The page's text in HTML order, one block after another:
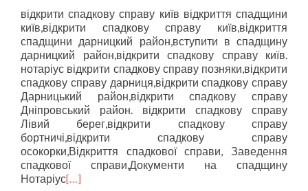
відкрити спадкову справу київ відкриття спадщини
київ,відкрити спадкову справу київ,відкриття
спадщини дарницкий район,вступити в спадщину
дарницкий район,відкрити спадкову справу київ.
нотаріус відкрити спадкову справу позняки,відкрити
спадкову справу дарниця,відкрити спадкову справу
Дарницький район,відкрити спадкову справу
Дніпровський район. відкрити спадкову справу
Лівий берег,відкрити спадкову справу
бортничі,відкрити спадкову справу
осокорки,Відкриття спадкової справи, Заведення
спадкової справи,Документи на спадщину
Нотаріус[…]